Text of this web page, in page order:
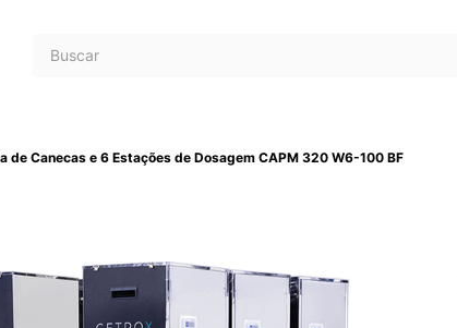
Canecas e 6 Estações de Dosagem CAPM 320 W6-100 BF